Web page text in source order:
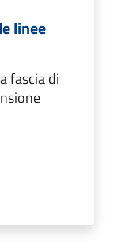
linee
fascia di